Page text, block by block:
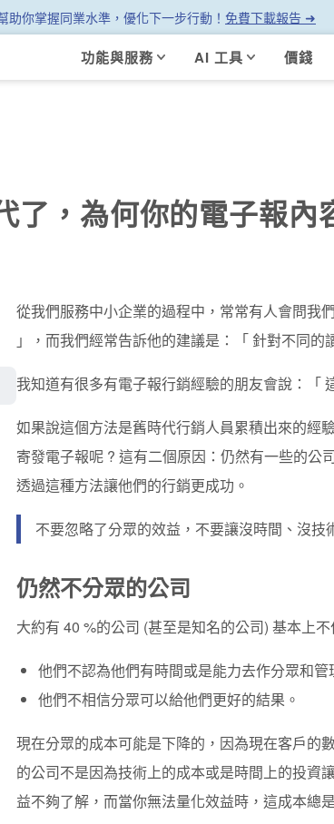
你掌握同業水準，優化下一步行動！ 免費下載報告 ➜
功能與服務 AI 工具 價錢
了，為何你的電子報內
從我們服務中小企業的過程中，常常有人會問我
」，而我們經常告訴他的建議是：「 針對不同的
我知道有很多有電子報行銷經驗的朋友會說：「
如果說這個方法是舊時代行銷人員累積出來的經
寄發電子報呢 ? 這有二個原因：仍然有一些的公
透過這種方法讓他們的行銷更成功。
不要忽略了分眾的效益，不要讓沒時間、沒技
仍然不分眾的公司
大約有 40 %的公司 (甚至是知名的公司) 基本上不
他們不認為他們有時間或是能力去作分眾和
他們不相信分眾可以給他們更好的結果。
現在分眾的成本可能是下降的，因為現在客戶的
的公司不是因為技術上的成本或是時間上的投資
益不夠了解，而當你無法量化效益時，這成本總